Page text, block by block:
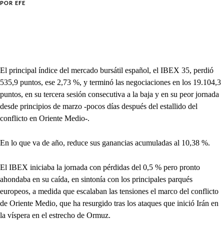
POR EFE
El principal índice del mercado bursátil español, el IBEX 35, perdió
535,9 puntos, ese 2,73 %, y terminó las negociaciones en los 19.104,3
puntos, en su tercera sesión consecutiva a la baja y en su peor jornada
desde principios de marzo -pocos días después del estallido del
conflicto en Oriente Medio-.
En lo que va de año, reduce sus ganancias acumuladas al 10,38 %.
El IBEX iniciaba la jornada con pérdidas del 0,5 % pero pronto
ahondaba en su caída, en sintonía con los principales parqués
europeos, a medida que escalaban las tensiones el marco del conflicto
de Oriente Medio, que ha resurgido tras los ataques que inició Irán en
la víspera en el estrecho de Ormuz.